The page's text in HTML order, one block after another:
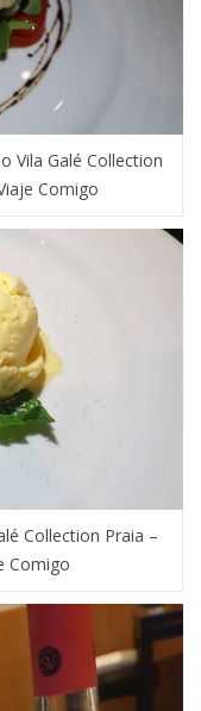
Vila Galé Collection
Comigo
Collection Praia –
Comigo